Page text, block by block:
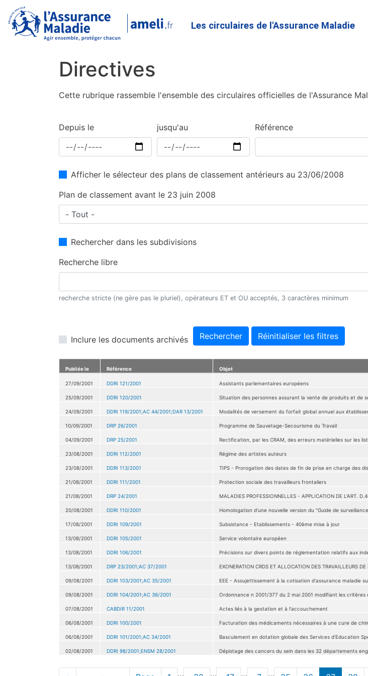
au
contenu
Les circulaires de l'Assurance Maladie
Directives
Cette rubrique rassemble l'ensemble des circulaires officielles de l'Assurance
Depuis le jusqu'au Référence
Afficher le sélecteur des plans de classement antérieurs au 23/06/2008
Plan de classement avant le 23 juin 2008
Rechercher dans les subdivisions
Recherche libre
recherche stricte (ne gère pas le pluriel), opérateurs ET et OU acceptés, 3 caractères minimum
Inclure les documents archivés Rechercher Réinitialiser les filtres
Publiée le Référence Objet
27/09/2001 DDRI 121/2001 Assistants parlementaires européens
25/09/2001 DDRI 120/2001 Situation des personnes assurant la vente de produits et de
24/09/2001 DDRI 119/2001;AC 44/2001;DAR 13/2001 Modalités de versement du forfait global annuel aux
10/09/2001 DRP 26/2001 Programme de Sauvetage-Secourisme du Travail
04/09/2001 DRP 25/2001 Rectification, par les CRAM, des erreurs matérielles sur les
23/08/2001 DDRI 112/2001 Régime des artistes auteurs
23/08/2001 DDRI 113/2001 TIPS - Prorogation des dates de fin de prise en charge des
21/08/2001 DDRI 111/2001 Protection sociale des travailleurs frontaliers
21/08/2001 DRP 24/2001 MALADIES PROFESSIONNELLES - APPLICATION DE L'ART.
20/08/2001 DDRI 110/2001 Homologation d'une nouvelle version du "Guide de
17/08/2001 DDRI 109/2001 Subsistance - Etablissements - 40ème mise à jour
13/08/2001 DDRI 105/2001 Service volontaire européen
13/08/2001 DDRI 106/2001 Précisions sur divers points de réglementation relatifs aux
13/08/2001 DRP 23/2001;AC 37/2001 EXONERATION CRDS ET ALLOCATION DES TRAVAILLEURS DE
09/08/2001 DDRI 103/2001;AC 35/2001 EEE - Assujettissement à la cotisation d'assurance maladie
09/08/2001 DDRI 104/2001;AC 36/2001 Ordonnance n 2001/377 du 2 mai 2001 modifiant les critères
07/08/2001 CABDIR 11/2001 Actes liés à la gestation et à l'accouchement
06/08/2001 DDRI 100/2001 Facturation des médicaments nécessaires à une cure de
06/08/2001 DDRI 101/2001;AC 34/2001 Basculement en dotation globale des Services d'Education
02/08/2001 DDRI 98/2001;ENSM 28/2001 Dépistage des cancers du sein dans les 32 départements
… … … …